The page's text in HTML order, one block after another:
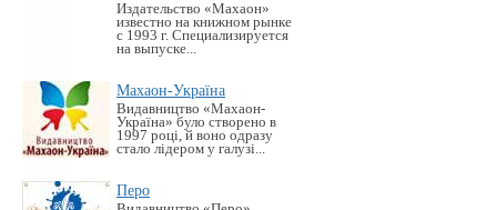
Издательство «Махаон»
известно на книжном рынке
с 1993 г. Специализируется
на выпуске...
Махаон-Україна
Видавництво «Махаон-
Україна» було створено в
1997 році, й воно одразу
стало лідером у галузі...
Перо